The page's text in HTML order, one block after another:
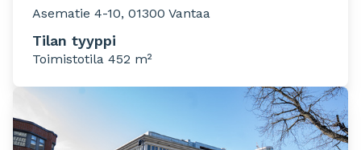
Asematie 4-10, 01300 Vantaa
Tilan tyyppi
Toimistotila 452 m²